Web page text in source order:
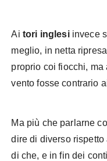
Ai tori inglesi invece
meglio, in netta
proprio coi fiocchi, ma
vento fosse contrario
Ma più che parlarne
dire di diverso
di che, e in fin dei